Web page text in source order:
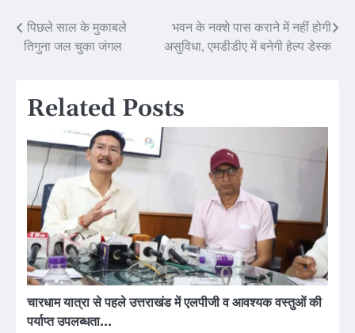
Post
navigation
पिछले साल के मुकाबले
तिगुना जल चुका जंगल
भवन के नक्शे पास कराने में नहीं होगी
असुविधा, एमडीडीए में बनेगी हेल्प डेस्क
Related Posts
चारधाम यात्रा से पहले उत्तराखंड में एलपीजी व आवश्यक वस्तुओं की
पर्याप्त उपलब्धता…